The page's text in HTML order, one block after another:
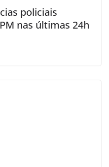
policiais
nas últimas 24h